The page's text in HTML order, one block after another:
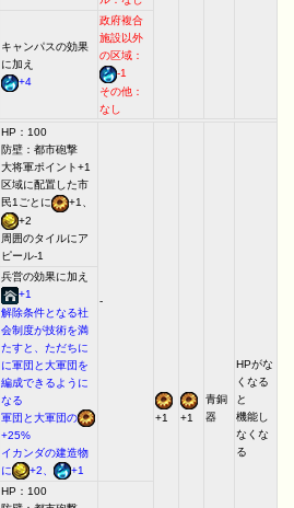
キャンパスの効果
に加え
+4
政府複合
施設以外
の区域：
-1
その他：
なし
HP：100
防壁：都市砲撃
大将軍ポイント+1
区域に配置した市
民1ごとに
+1、
+2
周囲のタイルにア
ピール-1
-
+1 +1
青銅
器
HPがな
くなる
と
機能し
なくな
る
兵営の効果に加え
+1
解除条件となる社
会制度が技術を満
たすと、ただちに
に軍団と大軍団を
編成できるように
なる
軍団と大軍団の
+25%
イカンダの建造物
に
+2、 +1
HP：100